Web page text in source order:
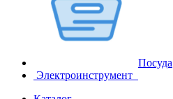
Посуда
Электроинструмент